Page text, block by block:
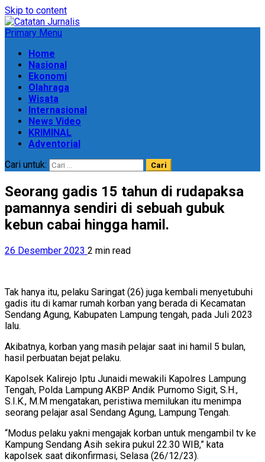
Skip to content
Primary Menu
Home
Nasional
Ekonomi
Olahraga
Wisata
Internasional
News Video
KRIMINAL
Adventorial
Cari untuk:
Seorang gadis 15 tahun di rudapaksa
pamannya sendiri di sebuah gubuk
kebun cabai hingga hamil.
26 Desember 2023 2 min read
Tak hanya itu, pelaku Saringat (26) juga kembali menyetubuhi
gadis itu di kamar rumah korban yang berada di Kecamatan
Sendang Agung, Kabupaten Lampung tengah, pada Juli 2023
lalu.
Akibatnya, korban yang masih pelajar saat ini hamil 5 bulan,
hasil perbuatan bejat pelaku.
Kapolsek Kalirejo Iptu Junaidi mewakili Kapolres Lampung
Tengah, Polda Lampung AKBP Andik Purnomo Sigit, S.H.,
S.I.K., M.M mengatakan, peristiwa memilukan itu menimpa
seorang pelajar asal Sendang Agung, Lampung Tengah.
“Modus pelaku yakni mengajak korban untuk mengambil tv ke
Kampung Sendang Asih sekira pukul 22.30 WIB,” kata
kapolsek saat dikonfirmasi, Selasa (26/12/23).